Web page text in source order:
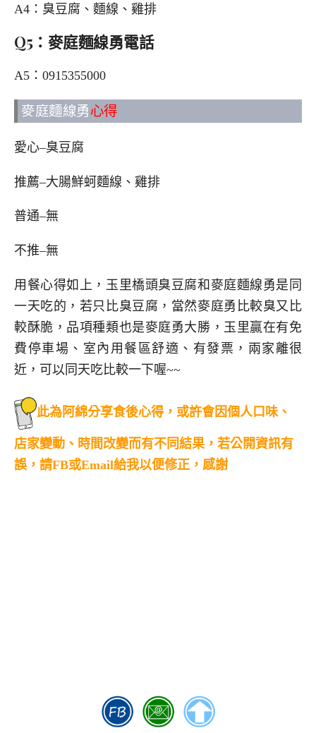
A4：臭豆腐、麵線、雞排
Q5：麥庭麵線勇電話
A5：0915355000
麥庭麵線勇心得
愛心–臭豆腐
推薦–大腸鮮蚵麵線、雞排
普通–無
不推–無
用餐心得如上，玉里橋頭臭豆腐和麥庭麵線勇是同
一天吃的，若只比臭豆腐，當然麥庭勇比較臭又比
較酥脆，品項種類也是麥庭勇大勝，玉里贏在有免
費停車場、室內用餐區舒適、有發票，兩家離很
近，可以同天吃比較一下喔~~
此為阿綿分享食後心得，或許會因個人口味、
店家變動、時間改變而有不同結果，若公開資訊有
誤，請FB或Email給我以便修正，感謝